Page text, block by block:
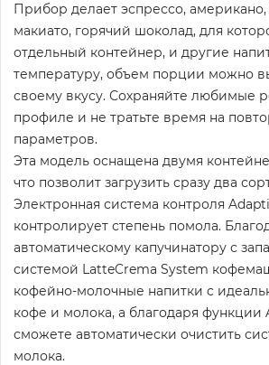
Прибор делает эспрессо, американо,
макиато, горячий шоколад, для
отдельный контейнер, и другие
температуру, объем порции можно
своему вкусу. Сохраняйте любимые
профиле и не тратьте время на
параметров.
Эта модель оснащена двумя
что позволит загрузить сразу два
Электронная система контроля
контролирует степень помола.
автоматическому капучинатору с
системой LatteCrema System
кофейно-молочные напитки с
кофе и молока, а благодаря функции
сможете автоматически очистить
молока.